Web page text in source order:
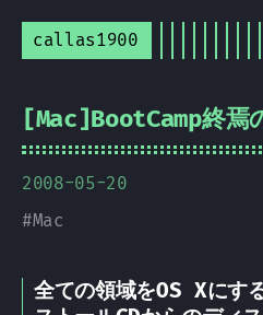
callas1900
[Mac]BootCamp終焉
2008-05-20
#Mac
全ての領域をOS Xにす